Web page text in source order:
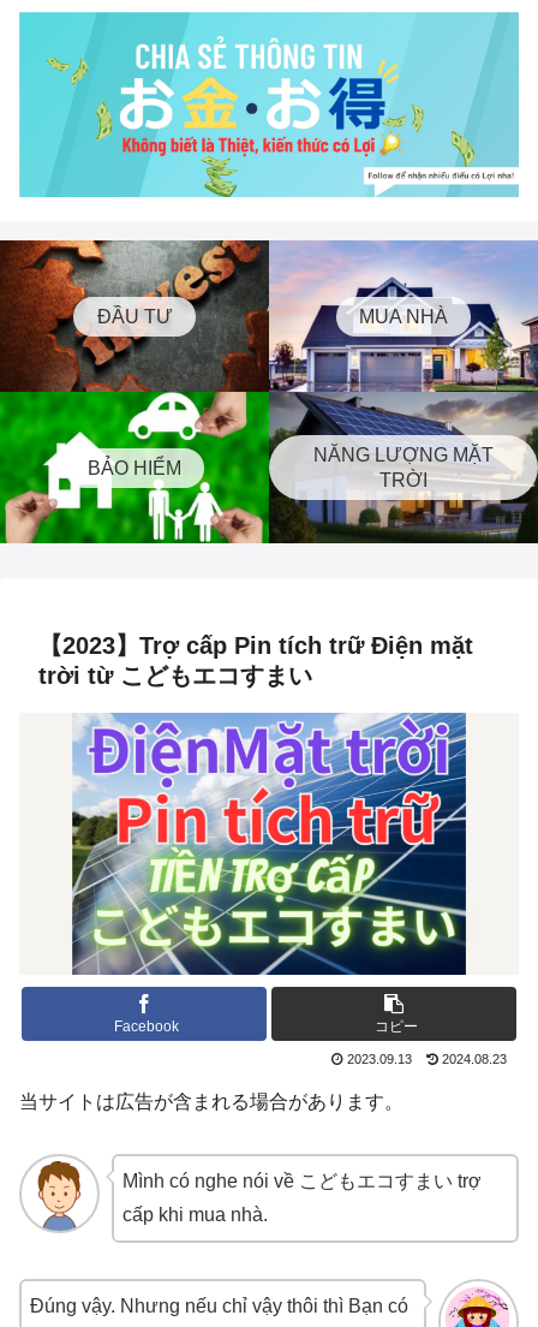
ĐẦU TƯ MUA NHÀ
BẢO HIỂM
NĂNG LƯỢNG MẶT
TRỜI
【2023】Trợ cấp Pin tích trữ Điện mặt
trời từ こどもエコすまい
Facebook コピー
2023.09.13 2024.08.23
当サイトは広告が含まれる場合があります。
Mình có nghe nói về こどもエコすまい trợ
cấp khi mua nhà.
Đúng vậy. Nhưng nếu chỉ vậy thôi thì Bạn có